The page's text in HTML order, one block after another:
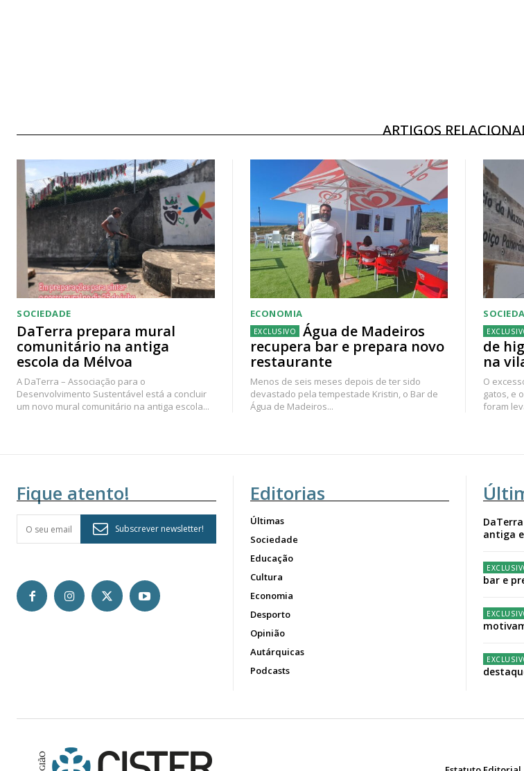
ARTIGOS
SOCIEDADE
DaTerra prepara mural
comunitário na antiga
escola da Mélvoa
A DaTerra – Associação para o
Desenvolvimento Sustentável está a concluir
um novo mural comunitário na antiga escola...
ECONOMIA
Água de Madeiros
recupera bar e prepara novo
restaurante
Menos de seis meses depois de ter sido
devastado pela tempestade Kristin, o Bar de
Água de Madeiros...
de
na
O
gatos, e
foram
Fique atento!
Subscrever newsletter!
Editorias
Últimas
Sociedade
Educação
Cultura
Economia
Desporto
Opinião
Autárquicas
Podcasts
antiga
bar e